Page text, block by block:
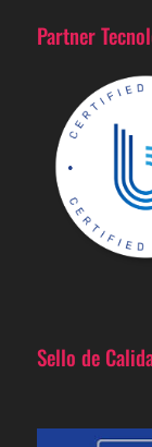
Partner
Sello de